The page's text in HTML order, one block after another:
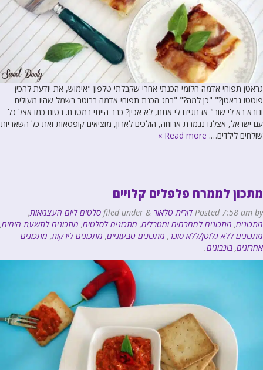
גראטן תפוחי אדמה חלומי הכנתי אחרי שקבלתי טלפון "אימוש, את יודעת להכין
פוטטו גראטן?" "כן למה?" "בחג הכנת תפוחי אדמה ברוטב בשמל שהיו מעולים
ונורא בא לי שוב" אז תגידו לי אתם, לא אכין? כבר הייתי במטבח. בטוח כמו אצל כל
עם ישראל, אצלנו נגמרת ארוחה, הולכים לארון, מוציאים קופסאות ואת כל השאריות
שולחים לילדים…. Read more »
מתכון לממרח פלפלים קלויים
Posted 7:58 am by דורית טלאור & סלטים ליום העצמאות,
מתכונים, מתכונים לממרחים ומטבלים, מתכונים לסלטים, מתכונים לתשעת הימים,
מתכונים ללא גלוטן/ללא סוכר, מתכונים טבעוניים, מתכונים לירקות, מתכונים
אחרונים, בונבונים.